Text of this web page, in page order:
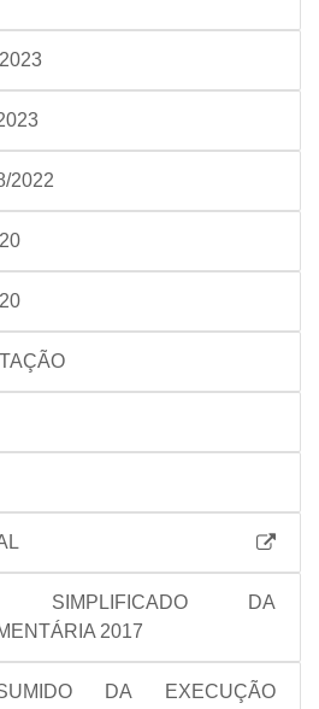
2022
SIMPLIFICADO DA
2017
DA EXECUÇÃO